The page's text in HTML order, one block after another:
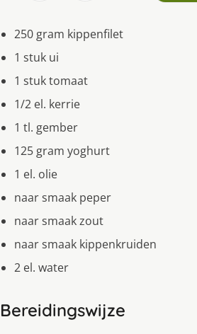
250 gram kippenfilet
1 stuk ui
1 stuk tomaat
1/2 el. kerrie
1 tl. gember
125 gram yoghurt
1 el. olie
naar smaak peper
naar smaak zout
naar smaak kippenkruiden
2 el. water
Bereidingswijze